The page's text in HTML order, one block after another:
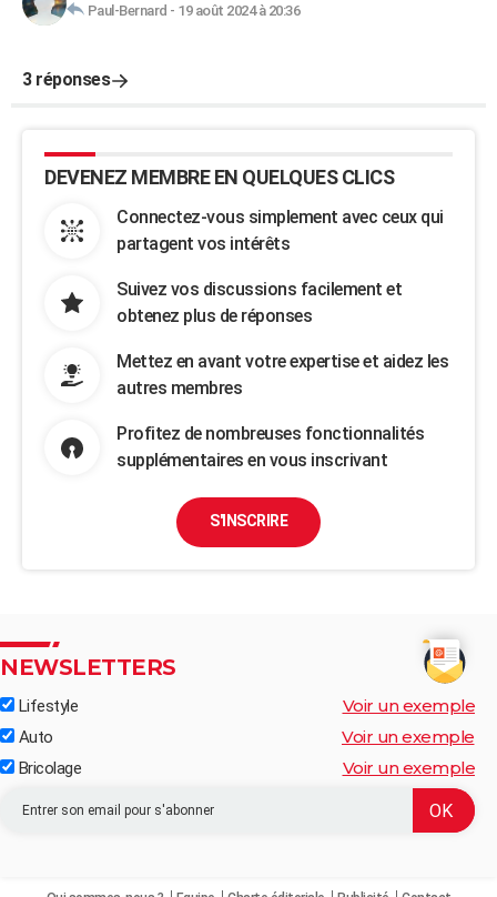
Paul-Bernard - 19 août 2024 à 20:36
3 réponses
DEVENEZ MEMBRE EN QUELQUES CLICS
Connectez-vous simplement avec ceux qui
partagent vos intérêts
Suivez vos discussions facilement et
obtenez plus de réponses
Mettez en avant votre expertise et aidez les
autres membres
Profitez de nombreuses fonctionnalités
supplémentaires en vous inscrivant
S'INSCRIRE
NEWSLETTERS
Lifestyle Voir un exemple
Auto Voir un exemple
Bricolage Voir un exemple